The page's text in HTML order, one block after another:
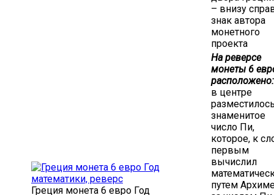
– внизу
знак автора
монетного
проекта
Греция монета 6 евро Год
На реверсе
монеты 6
расположено:
в центре
знаменитое
число Пи,
которое, к
первым
вычислил
путем